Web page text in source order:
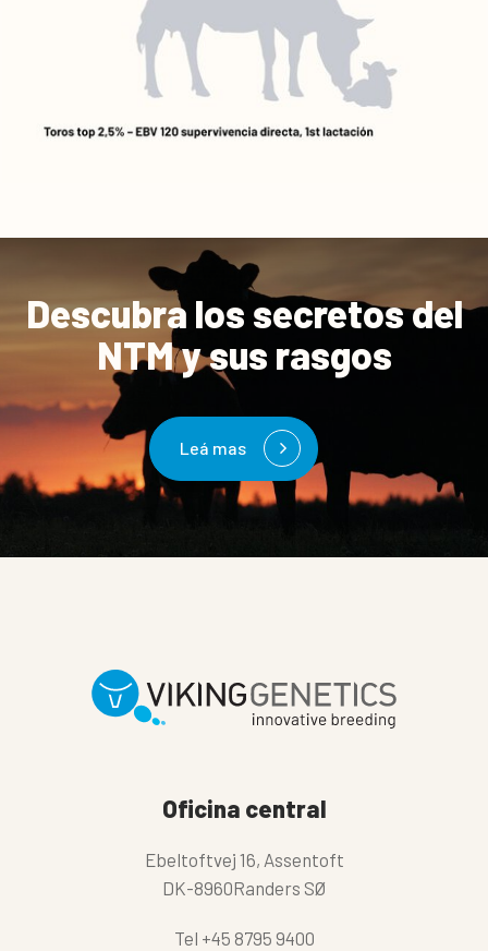
Descubra los secretos del
NTM y sus rasgos
Leá mas
Oficina central
Ebeltoftvej 16, Assentoft
DK-8960Randers SØ
Tel +45 8795 9400